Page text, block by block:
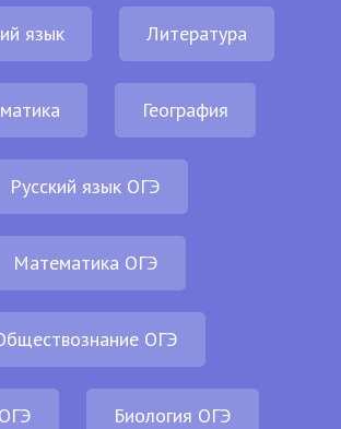
язык Литература
География
Русский язык ОГЭ
Математика ОГЭ
ОГЭ
Биология ОГЭ